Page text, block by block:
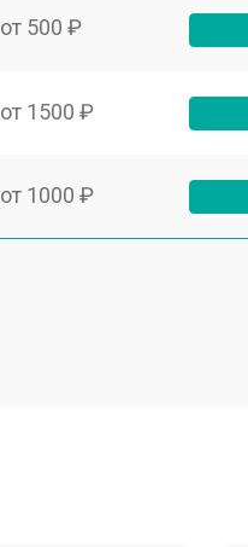
от 500 ₽
от 1500 ₽
от 1000 ₽